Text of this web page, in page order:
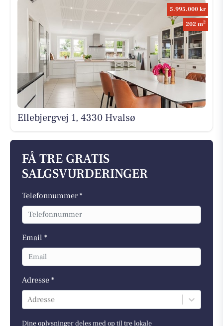
5.995.000 kr
202 m2
Ellebjergvej 1, 4330 Hvalsø
FÅ TRE GRATIS
SALGSVURDERINGER
Telefonnummer *
Email *
Adresse *
Adresse
Dine oplysninger deles med op til tre lokale